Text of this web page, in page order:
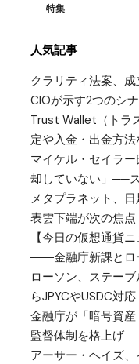
特集
人気記事
クラリティ法案、
CIOが示す2つのシ
Trust Wallet（トラ
定や入金・出金方
マイケル・セイラ
却していない」──
メタプラネット、
表雲下端が次の焦点
【今日の仮想通貨
――金融庁新課とロ
ローソン、ステー
らJPYCやUSDC対応
金融庁が「暗号資
監督体制を格上げ
アーサー・ヘイズ